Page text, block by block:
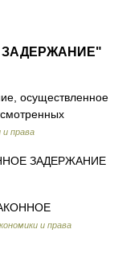
ЗАДЕРЖАНИЕ"
осуществленное
и права
ЗАДЕРЖАНИЕ
и права